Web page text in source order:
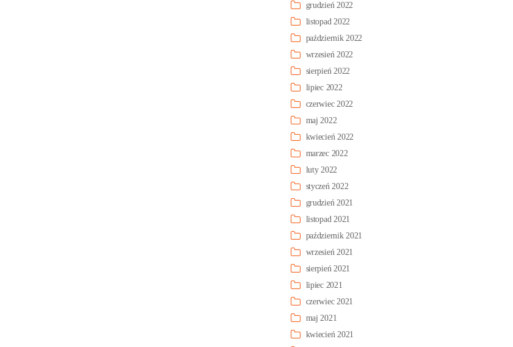
grudzień 2022
listopad 2022
październik 2022
wrzesień 2022
sierpień 2022
lipiec 2022
czerwiec 2022
maj 2022
kwiecień 2022
marzec 2022
luty 2022
styczeń 2022
grudzień 2021
listopad 2021
październik 2021
wrzesień 2021
sierpień 2021
lipiec 2021
czerwiec 2021
maj 2021
kwiecień 2021